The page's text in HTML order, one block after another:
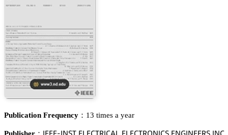
Publication Frequency： 13 times a year
Publisher：